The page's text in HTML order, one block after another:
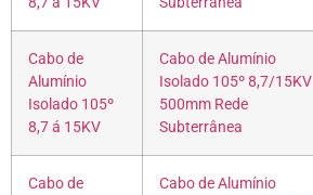
Cabo de
Alumínio
Isolado 105º
8,7 á 15KV
Cabo de Alumínio
Isolado 105º 8,7/15KV
500mm Rede
Subterrânea
Cabo de
Cabo de Alumínio